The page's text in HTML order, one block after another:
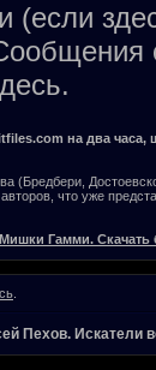
(если
на два
(Бредбери,
что уже
Мишки Гамми. Скачать
Пехов. Искатели